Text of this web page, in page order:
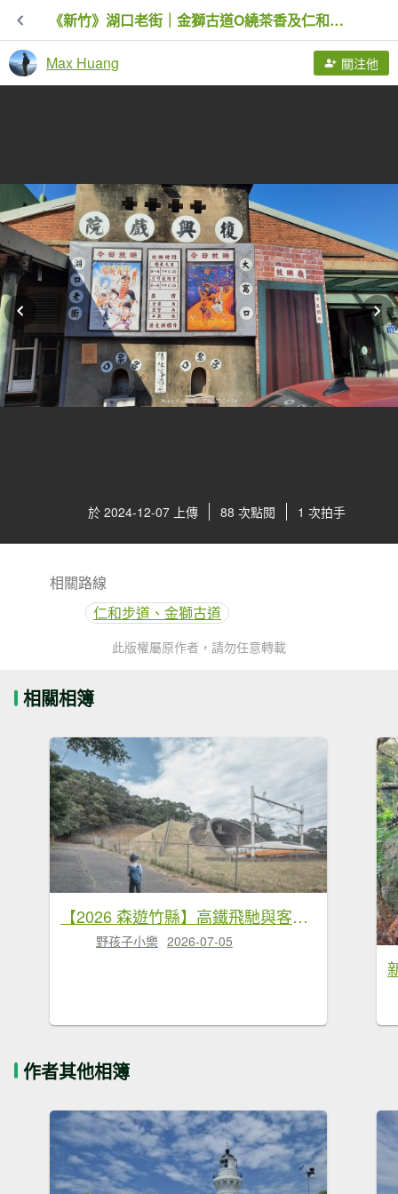
《新竹》湖口老街｜金獅古道O繞茶香及仁和步道20241206
Max Huang 關注他
於 2024-12-07 上傳 88 次點閱 1 次拍手
相關路線
仁和步道、金獅古道
此版權屬原作者，請勿任意轉載
相關相簿
【2026 森遊竹縣】高鐵飛馳與客家老街｜湖口仁和、金獅步道私房散策
野孩子小樂 2026-07-05
作者其他相簿